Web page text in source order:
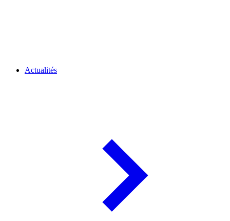
Actualités